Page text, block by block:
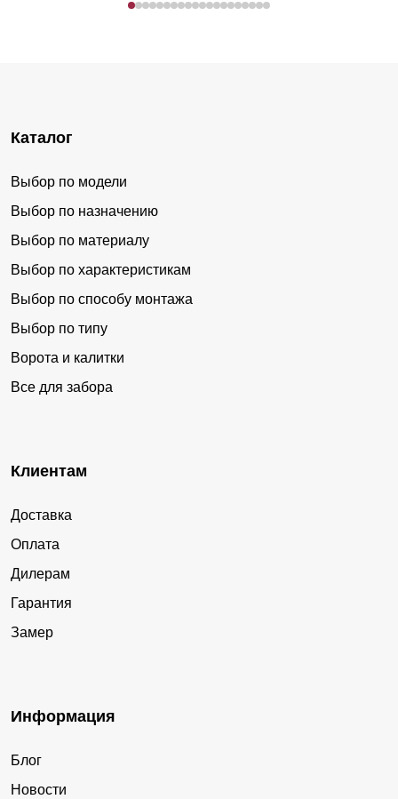
Каталог
Выбор по модели
Выбор по назначению
Выбор по материалу
Выбор по характеристикам
Выбор по способу монтажа
Выбор по типу
Ворота и калитки
Все для забора
Клиентам
Доставка
Оплата
Дилерам
Гарантия
Замер
Информация
Блог
Новости